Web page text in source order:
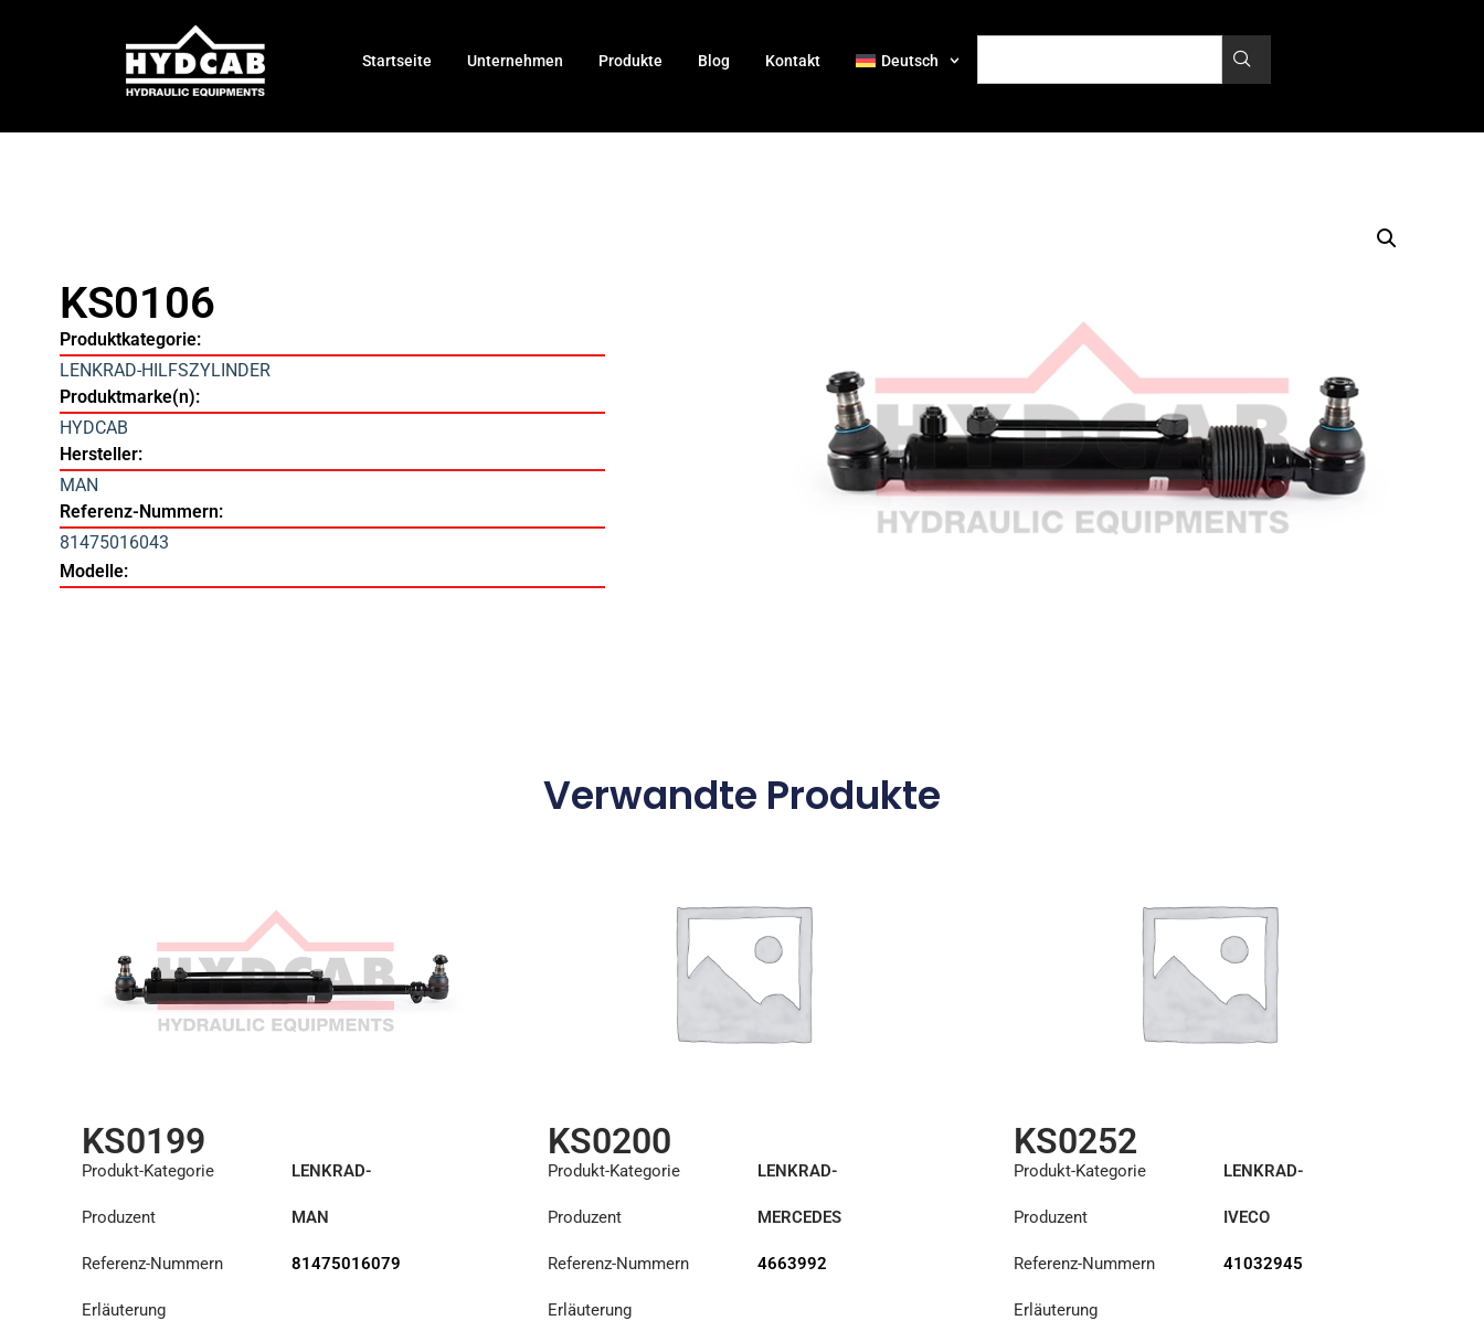
Startseite Unternehmen Produkte Blog Kontakt Deutsch
KS0106
Produktkategorie:
LENKRAD-HILFSZYLINDER
Produktmarke(n):
HYDCAB
Hersteller:
MAN
Referenz-Nummern:
81475016043
Modelle:
Verwandte Produkte
KS0199
Produkt-Kategorie
LENKRAD-
Produzent
MAN
Referenz-Nummern 81475016079
Erläuterung
KS0200
Produkt-Kategorie
LENKRAD-
Produzent
MERCEDES
Referenz-Nummern 4663992
Erläuterung
KS0252
Produkt-Kategorie
LENKRAD-
Produzent
IVECO
Referenz-Nummern 41032945
Erläuterung